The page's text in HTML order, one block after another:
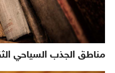
مناطق الجذب السياحي